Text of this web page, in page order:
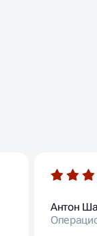
Антон